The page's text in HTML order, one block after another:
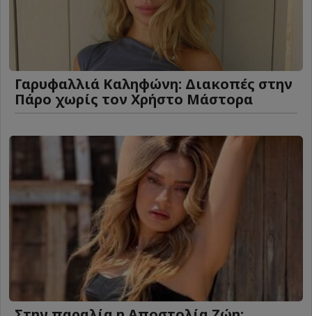
Γαρυφαλλιά Καληφώνη: Διακοπές στην
Πάρο χωρίς τον Χρήστο Μάστορα